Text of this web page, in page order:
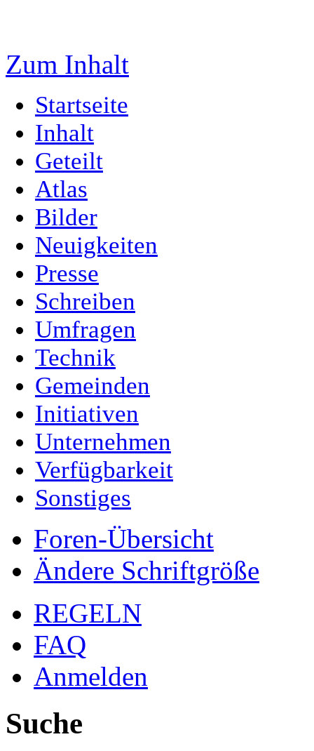
Zum Inhalt
Startseite
Inhalt
Geteilt
Atlas
Bilder
Neuigkeiten
Presse
Schreiben
Umfragen
Technik
Gemeinden
Initiativen
Unternehmen
Verfügbarkeit
Sonstiges
Foren-Übersicht
Ändere Schriftgröße
REGELN
FAQ
Anmelden
Suche